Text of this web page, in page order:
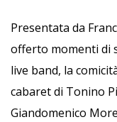
Presentata da
offerto momenti di
live band, la
cabaret di Tonino
Giandomenico